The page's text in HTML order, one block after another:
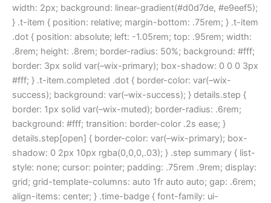
width: 2px; background: linear-gradient(#d0d7de, #e9eef5);
} .t-item { position: relative; margin-bottom: .75rem; } .t-item
.dot { position: absolute; left: -1.05rem; top: .95rem; width:
.8rem; height: .8rem; border-radius: 50%; background: #fff;
border: 3px solid var(–wix-primary); box-shadow: 0 0 0 3px
#fff; } .t-item.completed .dot { border-color: var(–wix-
success); background: var(–wix-success); } details.step {
border: 1px solid var(–wix-muted); border-radius: .6rem;
background: #fff; transition: border-color .2s ease; }
details.step[open] { border-color: var(–wix-primary); box-
shadow: 0 2px 10px rgba(0,0,0,.03); } .step summary { list-
style: none; cursor: pointer; padding: .75rem .9rem; display:
grid; grid-template-columns: auto 1fr auto auto; gap: .6rem;
align-items: center; } .time-badge { font-family: ui-